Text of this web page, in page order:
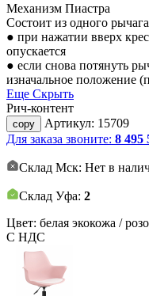
Механизм Пиастра
Состоит из одного
● при нажатии вверх
опускается
● если снова потянуть
изначальное положение
Еще Скрыть
Рич-контент
copy Артикул: 15709
Для заказа звоните: 8 495
Склад Мск: Нет в
Склад Уфа: 2
Цвет: белая экокожа /
С НДС